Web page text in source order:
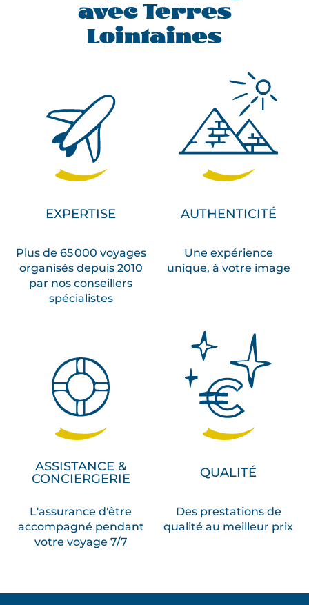
avec Terres
Lointaines
EXPERTISE
Plus de 65 000 voyages
organisés depuis 2010
par nos conseillers
spécialistes
AUTHENTICITÉ
Une expérience
unique, à votre image
ASSISTANCE &
CONCIERGERIE
L'assurance d'être
accompagné pendant
votre voyage 7/7
QUALITÉ
Des prestations de
qualité au meilleur prix